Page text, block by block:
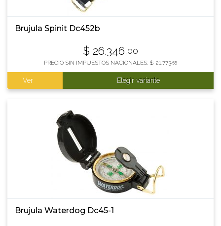
Brujula Spinit Dc452b
$ 26.346,00
PRECIO SIN IMPUESTOS NACIONALES: $ 21.773,55
Ver Elegir variante
Brujula Waterdog Dc45-1